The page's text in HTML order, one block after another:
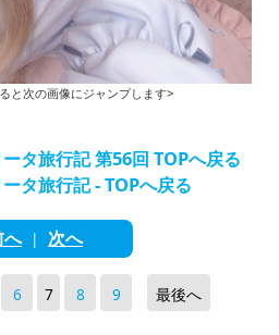
と次の画像にジャンプします>
タ旅行記 第56回 TOPへ戻る
タ旅行記 - TOPへ戻る
へ| 次へ
6 7 8 9 最後へ